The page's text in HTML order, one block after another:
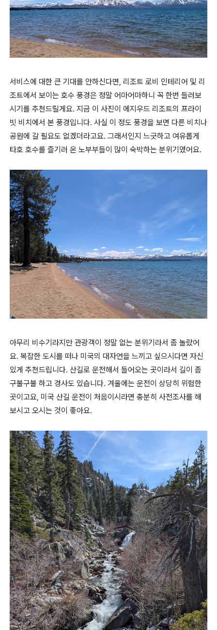
서비스에 대한 큰 기대를 안하신다면, 리조트 로비 인테리어 및 리
조트에서 보이는 호수 풍경은 정말 어마어마하니 꼭 한번 들러보
시기를 추천드릴게요. 지금 이 사진이 에지우드 리조트의 프라이
빗 비치에서 본 풍경입니다. 사실 이 정도 풍경을 보면 다른 비치나
공원에 갈 필요도 없겠더라고요. 그래서인지 느긋하고 여유롭게
타호 호수를 즐기러 온 노부부들이 많이 숙박하는 분위기였어요.
아무리 비수기라지만 관광객이 정말 없는 분위기라서 좀 놀랐어
요. 복잡한 도시를 떠나 미국의 대자연을 느끼고 싶으시다면 자신
있게 추천드립니다. 산길로 운전해서 들어오는 곳이라서 길이 좀
구불구불 하고 경사도 있습니다. 겨울에는 운전이 상당히 위험한
곳이고요, 미국 산길 운전이 처음이시라면 충분히 사전조사를 해
보시고 오시는 것이 좋아요.